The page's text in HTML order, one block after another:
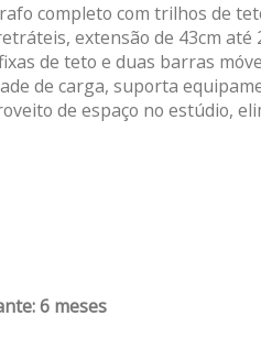
completo com trilhos de
extensão de 43cm até
de teto e duas barras
de carga, suporta
de espaço no estúdio,
6 meses